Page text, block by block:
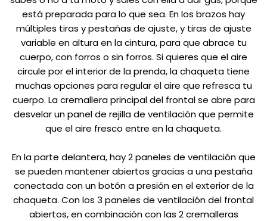
está preparada para lo que sea. En los brazos hay
múltiples tiras y pestañas de ajuste, y tiras de ajuste
variable en altura en la cintura, para que abrace tu
cuerpo, con forros o sin forros. Si quieres que el aire
circule por el interior de la prenda, la chaqueta tiene
muchas opciones para regular el aire que refresca tu
cuerpo. La cremallera principal del frontal se abre para
desvelar un panel de rejilla de ventilación que permite
que el aire fresco entre en la chaqueta.
En la parte delantera, hay 2 paneles de ventilación que
se pueden mantener abiertos gracias a una pestaña
conectada con un botón a presión en el exterior de la
chaqueta. Con los 3 paneles de ventilación del frontal
abiertos, en combinación con las 2 cremalleras